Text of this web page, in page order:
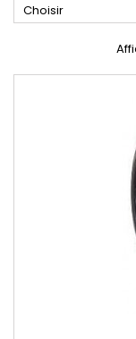
Choisir